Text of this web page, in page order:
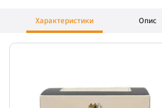
Характеристики Опис